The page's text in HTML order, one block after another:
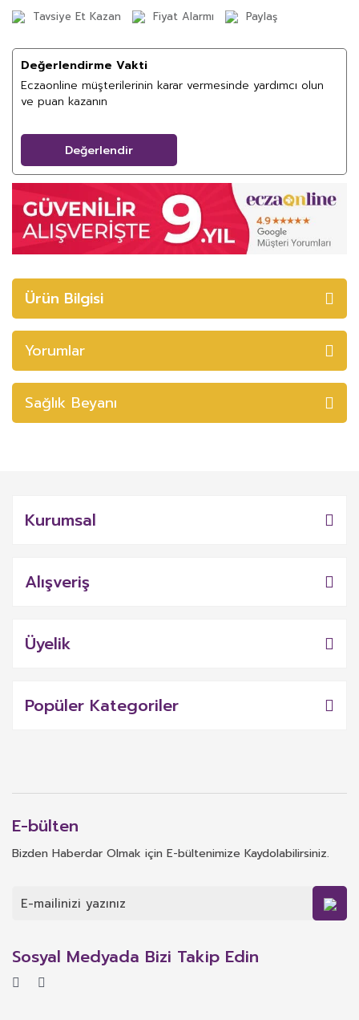
Tavsiye Et Kazan Fiyat Alarmı Paylaş
Değerlendirme Vakti
Eczaonline müşterilerinin karar vermesinde yardımcı olun
ve puan kazanın
Değerlendir
Ürün Bilgisi
Yorumlar
Sağlık Beyanı
Kurumsal
Alışveriş
Üyelik
Popüler Kategoriler
E-bülten
Bizden Haberdar Olmak için E-bültenimize Kaydolabilirsiniz.
Sosyal Medyada Bizi Takip Edin